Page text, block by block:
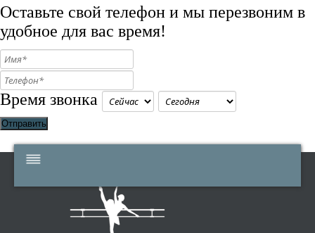
Оставьте свой телефон и мы перезвоним в
удобное для вас время!
Время звонка
Отправить